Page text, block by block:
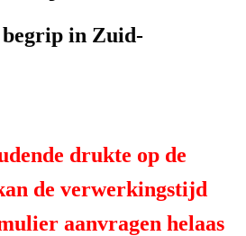
begrip in Zuid-
drukte op de
de verwerkingstijd
aanvragen helaas